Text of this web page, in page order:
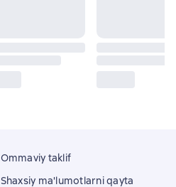
Ommaviy taklif
Shaxsiy ma'lumotlarni qayta